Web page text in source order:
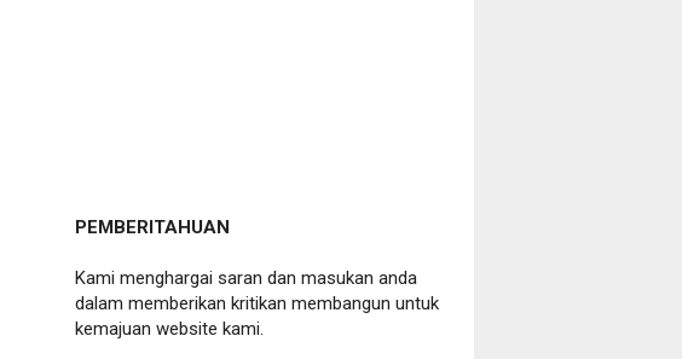
PEMBERITAHUAN
Kami menghargai saran dan masukan anda
dalam memberikan kritikan membangun untuk
kemajuan website kami.